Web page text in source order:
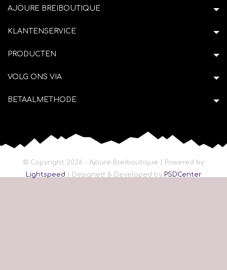
AJOURE BREIBOUTIQUE
KLANTENSERVICE
PRODUCTEN
VOLG ONS VIA
BETAALMETHODE
© Copyright 2026 - Ajoure Breiboutique | Powered by
Lightspeed | Designed & Developed by PSDCenter